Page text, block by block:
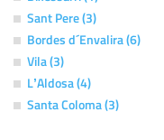
Sant Pere (3)
Bordes d´Envalira (6)
Vila (3)
LʼAldosa (4)
Santa Coloma (3)